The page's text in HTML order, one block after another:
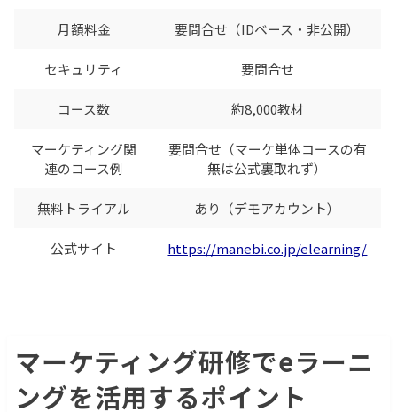
月額料金 要問合せ（IDベース・非公開）
セキュリティ 要問合せ
コース数 約8,000教材
マーケティング関
連のコース例
要問合せ（マーケ単体コースの有
無は公式裏取れず）
無料トライアル あり（デモアカウント）
公式サイト https://manebi.co.jp/elearning/
マーケティング研修でeラーニ
ングを活用するポイント